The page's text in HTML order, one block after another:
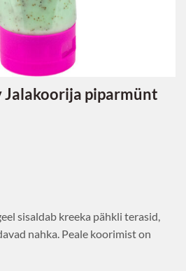
Jalakoorija piparmünt
sisaldab kreeka pähkli terasid,
nahka. Peale koorimist on